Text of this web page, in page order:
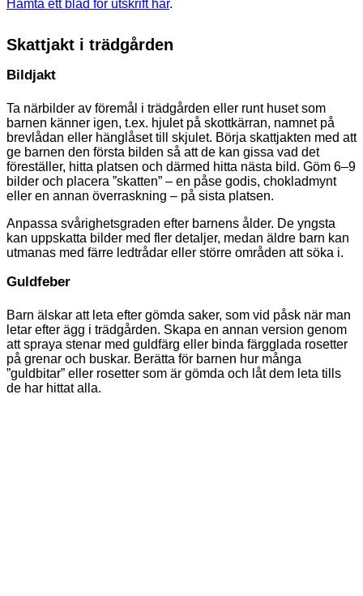
Hämta ett blad för utskrift här.
Skattjakt i trädgården
Bildjakt
Ta närbilder av föremål i trädgården eller runt huset som
barnen känner igen, t.ex. hjulet på skottkärran, namnet på
brevlådan eller hänglåset till skjulet. Börja skattjakten med att
ge barnen den första bilden så att de kan gissa vad det
föreställer, hitta platsen och därmed hitta nästa bild. Göm 6–9
bilder och placera ”skatten” – en påse godis, chokladmynt
eller en annan överraskning – på sista platsen.
Anpassa svårighetsgraden efter barnens ålder. De yngsta
kan uppskatta bilder med fler detaljer, medan äldre barn kan
utmanas med färre ledtrådar eller större områden att söka i.
Guldfeber
Barn älskar att leta efter gömda saker, som vid påsk när man
letar efter ägg i trädgården. Skapa en annan version genom
att spraya stenar med guldfärg eller binda färgglada rosetter
på grenar och buskar. Berätta för barnen hur många
”guldbitar” eller rosetter som är gömda och låt dem leta tills
de har hittat alla.